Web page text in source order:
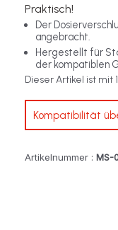
Praktisch!
Der
angebracht.
Hergestellt für
der kompatiblen
Dieser Artikel ist mit
Kompatibilität
Artikelnummer : MS-